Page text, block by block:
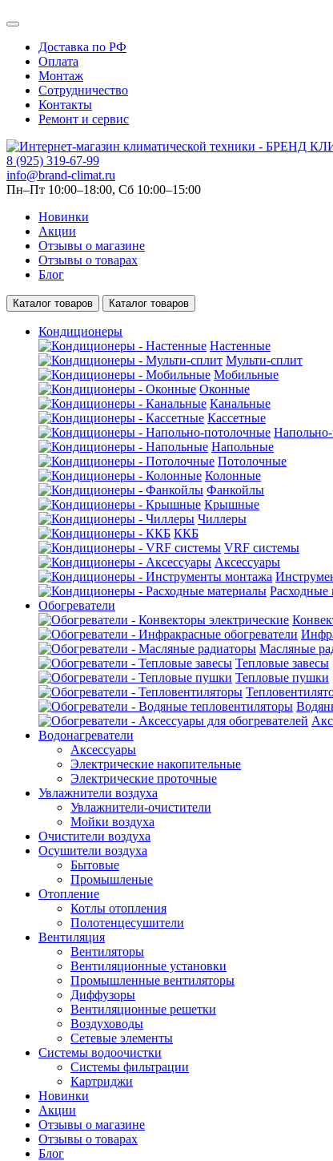
Доставка по РФ
Оплата
Монтаж
Сотрудничество
Контакты
Ремонт и сервис
8 (925) 319-67-99
info@brand-climat.ru
Пн–Пт 10:00–18:00, Сб 10:00–15:00
Новинки
Акции
Отзывы о магазине
Отзывы о товарах
Блог
Каталог товаров Каталог товаров
Кондиционеры
Настенные
Мульти-сплит
Мобильные
Оконные
Канальные
Кассетные
Напольные
Потолочные
Колонные
Фанкойлы
Крышные
Чиллеры
ККБ
VRF системы
Аксессуары
Расходные
Обогреватели
Масляные
Тепловые завесы
Тепловые пушки
Водонагреватели
Аксессуары
Электрические накопительные
Электрические проточные
Увлажнители воздуха
Увлажнители-очистители
Мойки воздуха
Очистители воздуха
Осушители воздуха
Бытовые
Промышленые
Отопление
Котлы отопления
Полотенцесушители
Вентиляция
Вентиляторы
Вентиляционные установки
Промышленные вентиляторы
Диффузоры
Вентиляционные решетки
Воздуховоды
Сетевые элементы
Системы водоочистки
Системы фильтрации
Картриджи
Новинки
Акции
Отзывы о магазине
Отзывы о товарах
Блог